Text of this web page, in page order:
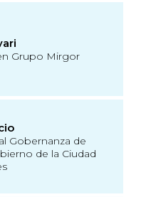
Grupo Mirgor
Gobernanza de
de la Ciudad